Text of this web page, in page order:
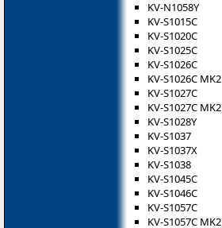
KV-N1058Y
KV-S1015C
KV-S1020C
KV-S1025C
KV-S1026C
KV-S1026C MK2
KV-S1027C
KV-S1027C MK2
KV-S1028Y
KV-S1037
KV-S1037X
KV-S1038
KV-S1045C
KV-S1046C
KV-S1057C
KV-S1057C MK2